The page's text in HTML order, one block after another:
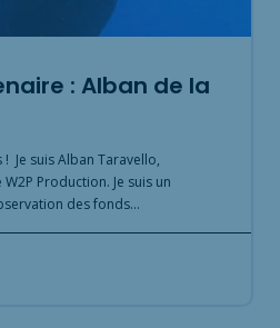
: Alban de la
Je suis Alban Taravello,
Production. Je suis un
des fonds…